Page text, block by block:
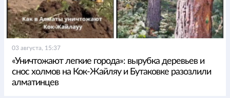
03 августа, 15:37
«Уничтожают легкие города»: вырубка деревьев и
снос холмов на Кок-Жайляу и Бутаковке разозлили
алматинцев